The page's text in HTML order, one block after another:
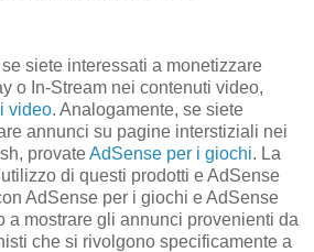
siete interessati a monetizzare
o In-Stream nei contenuti video,
video. Analogamente, se siete
annunci su pagine interstiziali nei
provateAdSense per i giochi. La
di questi prodotti e AdSense
AdSense per i giochi e AdSense
a mostrare gli annunci provenienti da
che si rivolgono specificamente a